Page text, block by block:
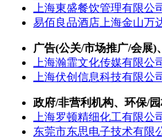
上海東盛餐饮管理有限公
易佰良品酒店上海金山万
广告(公关/市场推广/会展
上海瀚霏文化传媒有限公
上海伏创信息科技有限公
政府/非营利机构、环保/
上海罗顿精细化工有限公
东莞市东思电子技术有限